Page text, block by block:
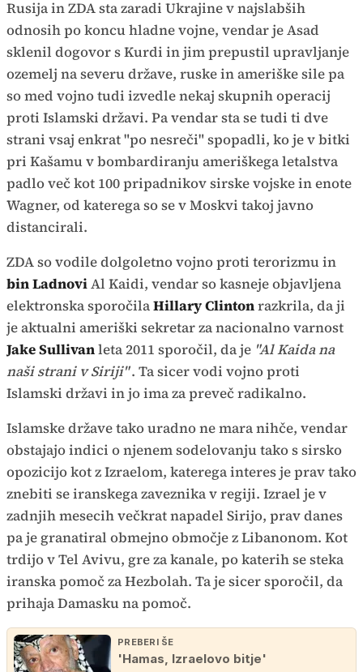
Rusija in ZDA sta zaradi Ukrajine v najslabših
odnosih po koncu hladne vojne, vendar je Asad
sklenil dogovor s Kurdi in jim prepustil upravljanje
ozemelj na severu države, ruske in ameriške sile pa
so med vojno tudi izvedle nekaj skupnih operacij
proti Islamski državi. Pa vendar sta se tudi ti dve
strani vsaj enkrat "po nesreči" spopadli, ko je v bitki
pri Kašamu v bombardiranju ameriškega letalstva
padlo več kot 100 pripadnikov sirske vojske in enote
Wagner, od katerega so se v Moskvi takoj javno
distancirali.
ZDA so vodile dolgoletno vojno proti terorizmu in
bin LadnoviAl Kaidi, vendar so kasneje objavljena
elektronska sporočilaHillary Clintonrazkrila, da ji
je aktualni ameriški sekretar za nacionalno varnost
Jake Sullivanleta 2011 sporočil, da je "Al Kaida na
naši strani v Siriji". Ta sicer vodi vojno proti
Islamski državi in jo ima za preveč radikalno.
Islamske države tako uradno ne mara nihče, vendar
obstajajo indici o njenem sodelovanju tako s sirsko
opozicijo kot z Izraelom, katerega interes je prav tako
znebiti se iranskega zaveznika v regiji. Izrael je v
zadnjih mesecih večkrat napadel Sirijo, prav danes
pa je granatiral obmejno območje z Libanonom. Kot
trdijo v Tel Avivu, gre za kanale, po katerih se steka
iranska pomoč za Hezbolah. Ta je sicer sporočil, da
prihaja Damasku na pomoč.
PREBERI ŠE
'Hamas, Izraelovo bitje'